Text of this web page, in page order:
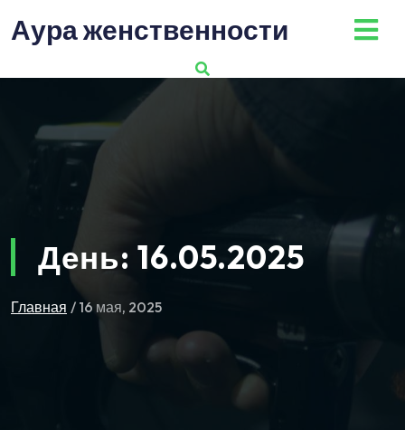
содержимому
Аура женственности
День: 16.05.2025
Главная / 16 мая, 2025